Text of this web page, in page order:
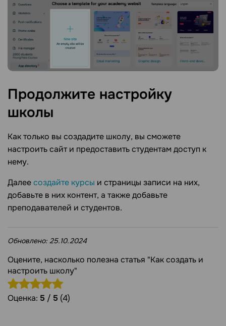
Продолжите настройку
школы
Как только вы создадите школу, вы сможете
настроить сайт и предоставить студентам доступ к
нему.
Далеесоздайте курсы и страницы записи на них,
добавьте в них контент, а также добавьте
преподавателей и студентов.
Обновлено: 25.10.2024
Оцените, насколько полезна статья "Как создать и
настроить школу"
Оценка: 5 / 5 (4)